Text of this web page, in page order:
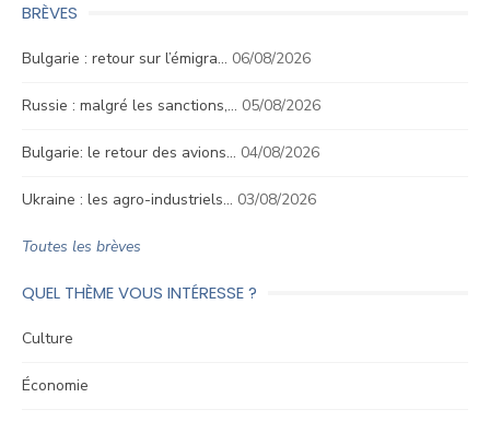
BRÈVES
Bulgarie : retour sur l’émigra… 06/08/2026
Russie : malgré les sanctions,… 05/08/2026
Bulgarie: le retour des avions… 04/08/2026
Ukraine : les agro-industriels… 03/08/2026
Toutes les brèves
QUEL THÈME VOUS INTÉRESSE ?
Culture
Économie